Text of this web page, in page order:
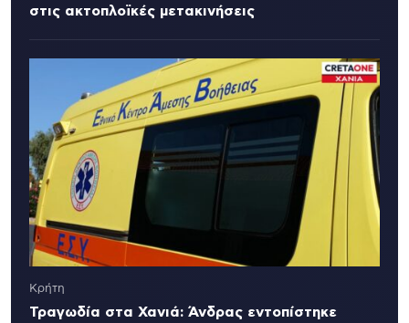
στις ακτοπλοϊκές μετακινήσεις
Κρήτη
Τραγωδία στα Χανιά: Άνδρας εντοπίστηκε